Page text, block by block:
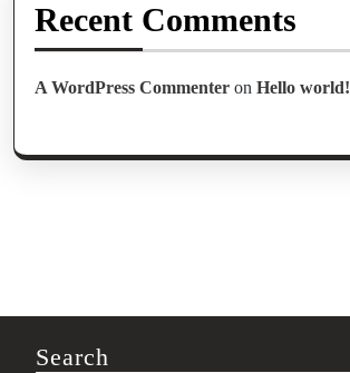
Recent Comments
A WordPress Commenter on Hello world!
Search